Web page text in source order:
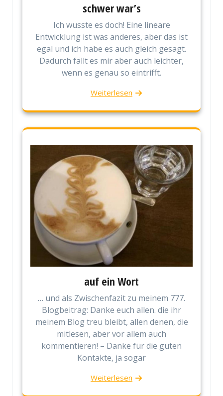
schwer war’s
Ich wusste es doch! Eine lineare
Entwicklung ist was anderes, aber das ist
egal und ich habe es auch gleich gesagt.
Dadurch fällt es mir aber auch leichter,
wenn es genau so eintrifft.
Weiterlesen
auf ein Wort
… und als Zwischenfazit zu meinem 777.
Blogbeitrag: Danke euch allen. die ihr
meinem Blog treu bleibt, allen denen, die
mitlesen, aber vor allem auch
kommentieren! – Danke für die guten
Kontakte, ja sogar
Weiterlesen